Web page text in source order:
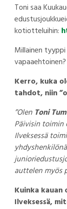
Toni saa
kotiotteluihin:
Millainen
vapaaehtoinen?
Kerro, kuka
tahdot, niin
”Olen Toni
Päivisin toimin
Ilveksessä
auttelen myös
Kuinka
Ilveksessä,